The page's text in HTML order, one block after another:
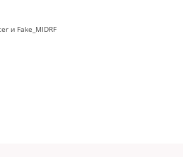
и Fake_MIDRF